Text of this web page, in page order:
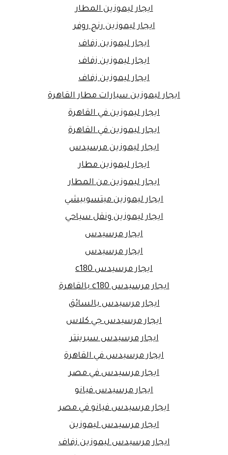
ايجار ليموزين المطار
ايجار ليموزين رنج روفر
ايجار ليموزين زفاف
ايجار ليموزين زفاف
ايجار ليموزين زفاف
ايجار ليموزين سيارات مطار القاهرة
ايجار ليموزين في القاهرة
ايجار ليموزين في القاهرة
ايجار ليموزين مرسيدس
ايجار ليموزين مطار
ايجار ليموزين من المطار
ايجار ليموزين ميتسوبيشي
ايجار ليموزين ونقل سياحي
ايجار مرسيدس
ايجار مرسيدس
ايجار مرسيدس c180
ايجار مرسيدس c180 بالقاهرة
ايجار مرسيدس بالسائق
ايجار مرسيدس جي كلاس
ايجار مرسيدس سبرينتر
ايجار مرسيدس في القاهرة
ايجار مرسيدس في مصر
ايجار مرسيدس فيانو
ايجار مرسيدس فيانو في مصر
ايجار مرسيدس ليموزين
ايجار مرسيدس ليموزين زفاف